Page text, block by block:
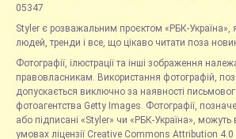
05347
Styler є розважальним проєктом «РБК-Україна»,
людей, тренди і все, що цікаво читати поза
Фотографії, ілюстрації та інші зображення
правовласникам. Використання фотографій,
допускається виключно за наявності
фотоагентства Getty Images. Фотографії,
або підписані «Styler» чи «РБК-Україна», можуть
умовах ліцензії Creative Commons Attribution